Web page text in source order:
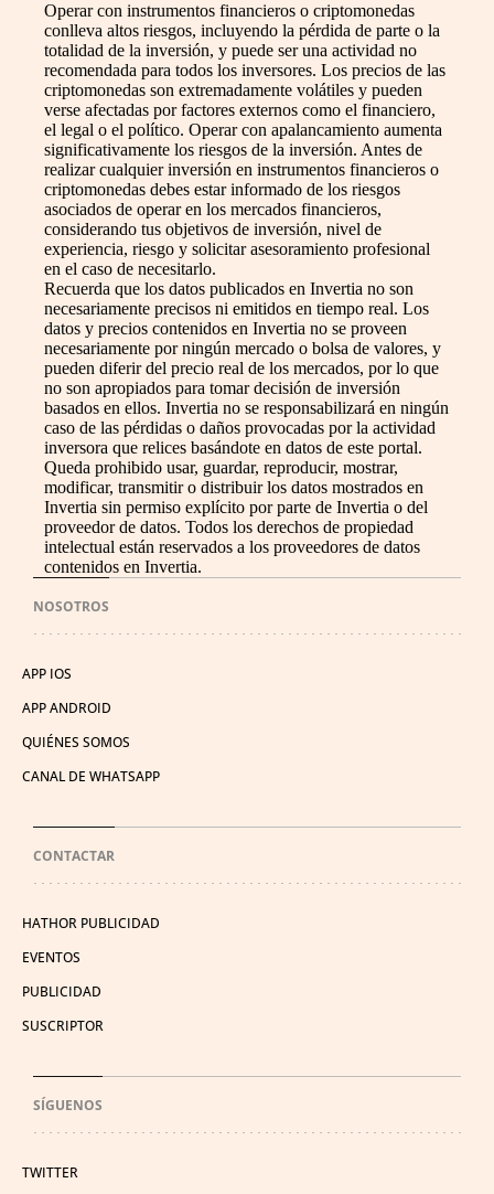
Operar con instrumentos financieros o criptomonedas
conlleva altos riesgos, incluyendo la pérdida de parte o la
totalidad de la inversión, y puede ser una actividad no
recomendada para todos los inversores. Los precios de las
criptomonedas son extremadamente volátiles y pueden
verse afectadas por factores externos como el financiero,
el legal o el político. Operar con apalancamiento aumenta
significativamente los riesgos de la inversión. Antes de
realizar cualquier inversión en instrumentos financieros o
criptomonedas debes estar informado de los riesgos
asociados de operar en los mercados financieros,
considerando tus objetivos de inversión, nivel de
experiencia, riesgo y solicitar asesoramiento profesional
en el caso de necesitarlo.
Recuerda que los datos publicados en Invertia no son
necesariamente precisos ni emitidos en tiempo real. Los
datos y precios contenidos en Invertia no se proveen
necesariamente por ningún mercado o bolsa de valores, y
pueden diferir del precio real de los mercados, por lo que
no son apropiados para tomar decisión de inversión
basados en ellos. Invertia no se responsabilizará en ningún
caso de las pérdidas o daños provocadas por la actividad
inversora que relices basándote en datos de este portal.
Queda prohibido usar, guardar, reproducir, mostrar,
modificar, transmitir o distribuir los datos mostrados en
Invertia sin permiso explícito por parte de Invertia o del
proveedor de datos. Todos los derechos de propiedad
intelectual están reservados a los proveedores de datos
contenidos en Invertia.
NOSOTROS
APP IOS
APP ANDROID
QUIÉNES SOMOS
CANAL DE WHATSAPP
CONTACTAR
HATHOR PUBLICIDAD
EVENTOS
PUBLICIDAD
SUSCRIPTOR
SÍGUENOS
TWITTER